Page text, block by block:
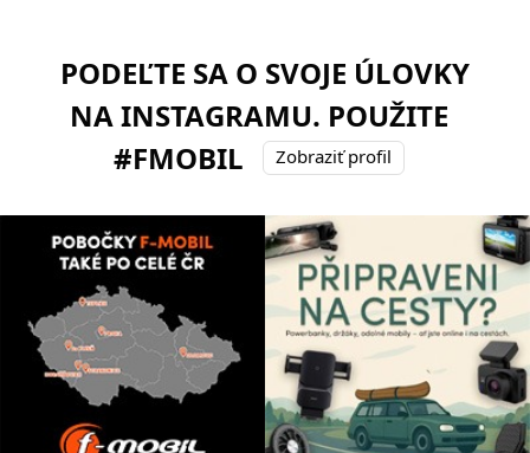
PODEĽTE SA O SVOJE ÚLOVKY
NA INSTAGRAMU. POUŽITE
#FMOBIL
Zobraziť profil